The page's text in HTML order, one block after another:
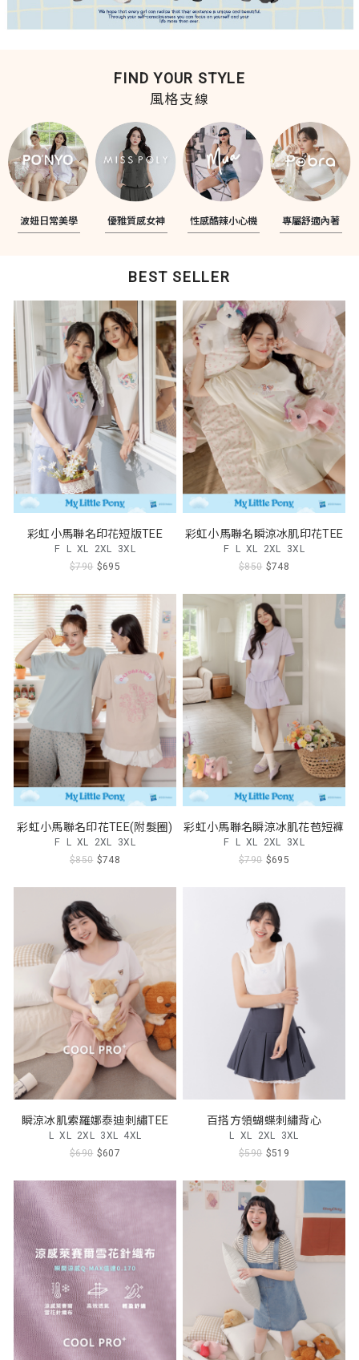
FIND YOUR STYLE
風格支線
波妞日常美學 優雅質感女神 性感酷辣小心機 專屬舒適內著
BEST SELLER
彩虹小馬聯名印花短版TEE
F L XL 2XL 3XL
$790 $695
彩虹小馬聯名瞬涼冰肌印花TEE
F L XL 2XL 3XL
$850 $748
彩虹小馬聯名印花TEE(附髮圈)
F L XL 2XL 3XL
$850 $748
彩虹小馬聯名瞬涼冰肌花苞短褲
F L XL 2XL 3XL
$790 $695
瞬涼冰肌索羅娜泰迪刺繡TEE
L XL 2XL 3XL 4XL
$690 $607
百搭方領蝴蝶刺繡背心
L XL 2XL 3XL
$590 $519